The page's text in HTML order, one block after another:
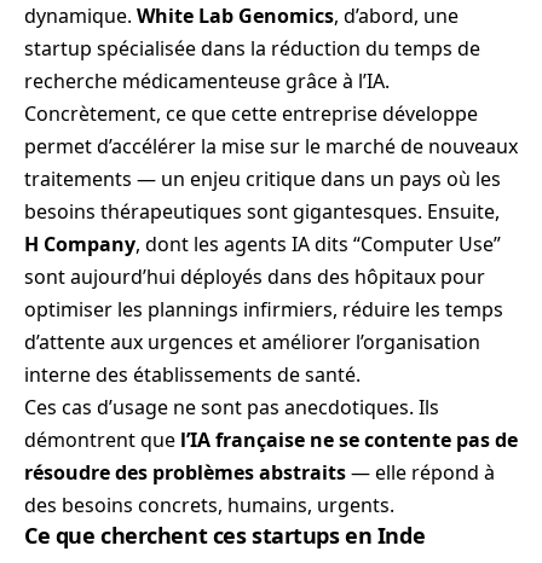
dynamique. White Lab Genomics, d’abord, une
startup spécialisée dans la réduction du temps de
recherche médicamenteuse grâce à l’IA.
Concrètement, ce que cette entreprise développe
permet d’accélérer la mise sur le marché de nouveaux
traitements — un enjeu critique dans un pays où les
besoins thérapeutiques sont gigantesques. Ensuite,
H Company, dont les agents IA dits “Computer Use”
sont aujourd’hui déployés dans des hôpitaux pour
optimiser les plannings infirmiers, réduire les temps
d’attente aux urgences et améliorer l’organisation
interne des établissements de santé.
Ces cas d’usage ne sont pas anecdotiques. Ils
démontrent que l’IA française ne se contente pas de
résoudre des problèmes abstraits— elle répond à
des besoins concrets, humains, urgents.
Ce que cherchent ces startups en Inde